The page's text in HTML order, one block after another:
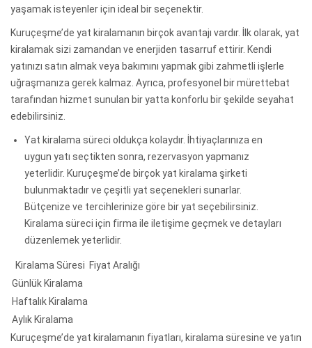
yaşamak isteyenler için ideal bir seçenektir.
Kuruçeşme’de yat kiralamanın birçok avantajı vardır. İlk olarak, yat
kiralamak sizi zamandan ve enerjiden tasarruf ettirir. Kendi
yatınızı satın almak veya bakımını yapmak gibi zahmetli işlerle
uğraşmanıza gerek kalmaz. Ayrıca, profesyonel bir mürettebat
tarafından hizmet sunulan bir yatta konforlu bir şekilde seyahat
edebilirsiniz.
Yat kiralama süreci oldukça kolaydır. İhtiyaçlarınıza en
uygun yatı seçtikten sonra, rezervasyon yapmanız
yeterlidir. Kuruçeşme’de birçok yat kiralama şirketi
bulunmaktadır ve çeşitli yat seçenekleri sunarlar.
Bütçenize ve tercihlerinize göre bir yat seçebilirsiniz.
Kiralama süreci için firma ile iletişime geçmek ve detayları
düzenlemek yeterlidir.
Kiralama Süresi Fiyat Aralığı
Günlük Kiralama
Haftalık Kiralama
Aylık Kiralama
Kuruçeşme’de yat kiralamanın fiyatları, kiralama süresine ve yatın